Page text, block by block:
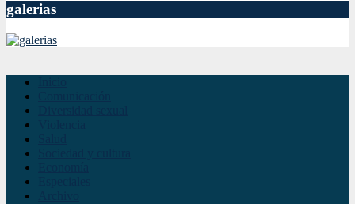
galerias